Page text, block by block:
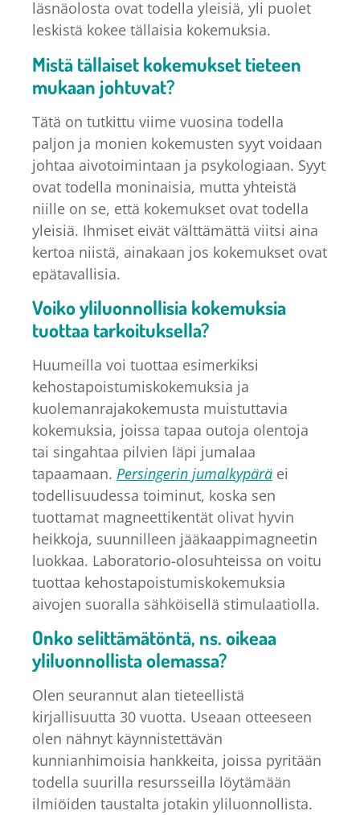
läsnäolosta ovat todella yleisiä, yli puolet
leskistä kokee tällaisia kokemuksia.
Mistä tällaiset kokemukset tieteen
mukaan johtuvat?
Tätä on tutkittu viime vuosina todella
paljon ja monien kokemusten syyt voidaan
johtaa aivotoimintaan ja psykologiaan. Syyt
ovat todella moninaisia, mutta yhteistä
niille on se, että kokemukset ovat todella
yleisiä. Ihmiset eivät välttämättä viitsi aina
kertoa niistä, ainakaan jos kokemukset ovat
epätavallisia.
Voiko yliluonnollisia kokemuksia
tuottaa tarkoituksella?
Huumeilla voi tuottaa esimerkiksi
kehostapoistumiskokemuksia ja
kuolemanrajakokemusta muistuttavia
kokemuksia, joissa tapaa outoja olentoja
tai singahtaa pilvien läpi jumalaa
tapaamaan. Persingerin jumalkypärä ei
todellisuudessa toiminut, koska sen
tuottamat magneettikentät olivat hyvin
heikkoja, suunnilleen jääkaappimagneetin
luokkaa. Laboratorio-olosuhteissa on voitu
tuottaa kehostapoistumiskokemuksia
aivojen suoralla sähköisellä stimulaatiolla.
Onko selittämätöntä, ns. oikeaa
yliluonnollista olemassa?
Olen seurannut alan tieteellistä
kirjallisuutta 30 vuotta. Useaan otteeseen
olen nähnyt käynnistettävän
kunnianhimoisia hankkeita, joissa pyritään
todella suurilla resursseilla löytämään
ilmiöiden taustalta jotakin yliluonnollista.